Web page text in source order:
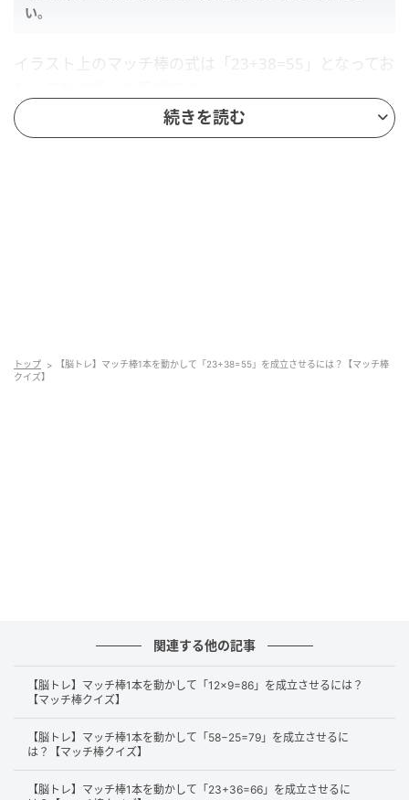
い。
イラスト上のマッチ棒の式は「23+38=55」となってお
≠は使用しない
「38」から1本動かす
続きを読む
トップ
【脳トレ】マッチ棒1本を動かして「23+38=55」を成立させるには？【マッチ棒
クイズ】
関連する他の記事
【脳トレ】マッチ棒1本を動かして「12×9=86」を成立させるには？
【マッチ棒クイズ】
【脳トレ】マッチ棒1本を動かして「58−25=79」を成立させるに
は？【マッチ棒クイズ】
【脳トレ】マッチ棒1本を動かして「23+36=66」を成立させるに